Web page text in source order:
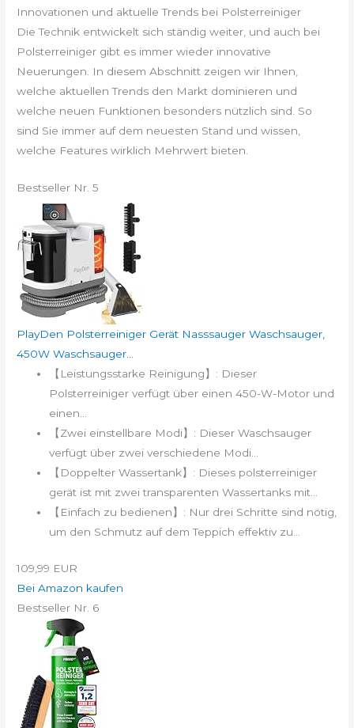
Innovationen und aktuelle Trends bei Polsterreiniger
Die Technik entwickelt sich ständig weiter, und auch bei
Polsterreiniger gibt es immer wieder innovative
Neuerungen. In diesem Abschnitt zeigen wir Ihnen,
welche aktuellen Trends den Markt dominieren und
welche neuen Funktionen besonders nützlich sind. So
sind Sie immer auf dem neuesten Stand und wissen,
welche Features wirklich Mehrwert bieten.
Bestseller Nr. 5
PlayDen Polsterreiniger Gerät Nasssauger Waschsauger,
450W Waschsauger...
【Leistungsstarke Reinigung】: Dieser
Polsterreiniger verfügt über einen 450-W-Motor und
einen...
【Zwei einstellbare Modi】: Dieser Waschsauger
verfügt über zwei verschiedene Modi...
【Doppelter Wassertank】: Dieses polsterreiniger
gerät ist mit zwei transparenten Wassertanks mit...
【Einfach zu bedienen】: Nur drei Schritte sind nötig,
um den Schmutz auf dem Teppich effektiv zu...
109,99 EUR
Bei Amazon kaufen
Bestseller Nr. 6